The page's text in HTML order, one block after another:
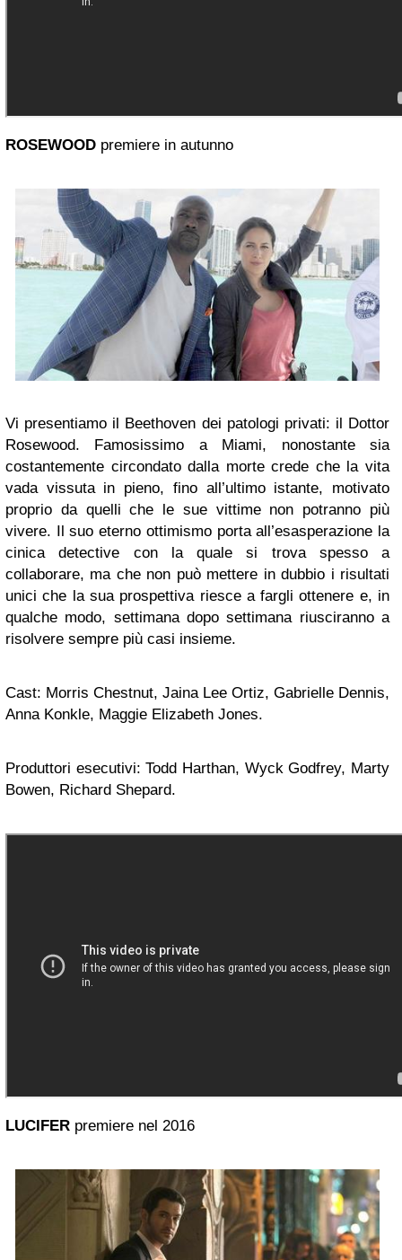
ROSEWOOD premiere in autunno
Vi presentiamo il Beethoven dei patologi privati: il Dottor
Rosewood. Famosissimo a Miami, nonostante sia
costantemente circondato dalla morte crede che la vita
vada vissuta in pieno, fino all’ultimo istante, motivato
proprio da quelli che le sue vittime non potranno più
vivere. Il suo eterno ottimismo porta all’esasperazione la
cinica detective con la quale si trova spesso a
collaborare, ma che non può mettere in dubbio i risultati
unici che la sua prospettiva riesce a fargli ottenere e, in
qualche modo, settimana dopo settimana riusciranno a
risolvere sempre più casi insieme.
Cast: Morris Chestnut, Jaina Lee Ortiz, Gabrielle Dennis,
Anna Konkle, Maggie Elizabeth Jones.
Produttori esecutivi: Todd Harthan, Wyck Godfrey, Marty
Bowen, Richard Shepard.
LUCIFER premiere nel 2016